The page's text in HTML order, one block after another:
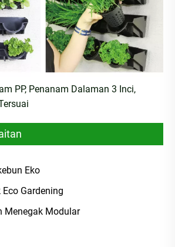
PP, Penanam Dalaman 3 Inci,
Eko
Gardening
Menegak Modular